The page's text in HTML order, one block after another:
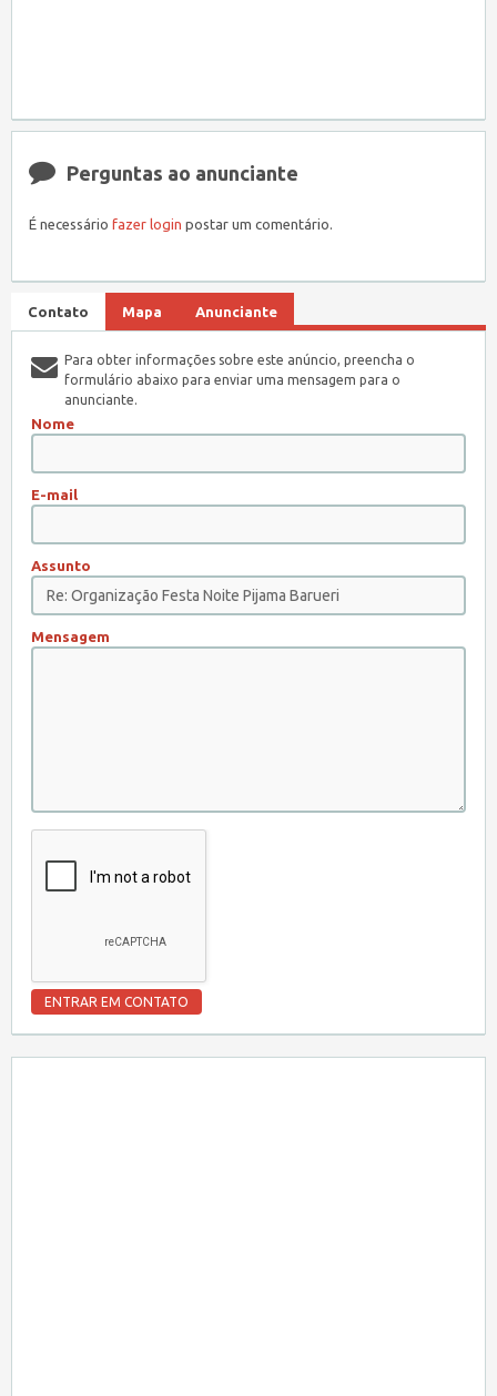
Perguntas ao anunciante
É necessário fazer login postar um comentário.
Contato Mapa Anunciante
Para obter informações sobre este anúncio, preencha o
formulário abaixo para enviar uma mensagem para o
anunciante.
Nome
E-mail
Assunto
Mensagem